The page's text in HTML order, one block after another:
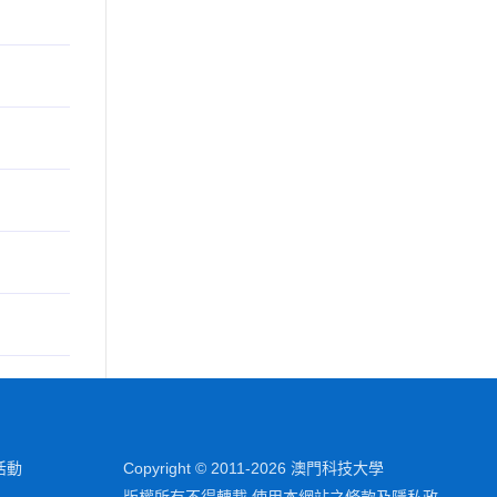
動
Copyright © 2011-2026 澳門科技大學